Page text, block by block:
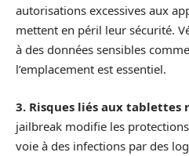
autorisations excessives aux
mettent en péril leur sécurité.
à des données sensibles
l’emplacement est essentiel.
3. Risques liés aux tablettes
jailbreak modifie les
voie à des infections par des